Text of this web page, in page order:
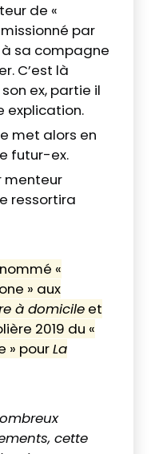
de «
par
sa compagne
C’est là
ex, partie il
explication.
met alors en
futur-ex.
menteur
ressortira
«
» aux
à domicileet
2019 du «
» pourLa
cette